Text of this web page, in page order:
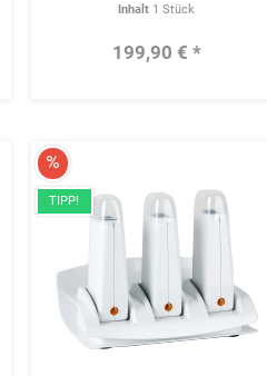
Inhalt 1 Stück
199,90 € *
Merken
TIPP!